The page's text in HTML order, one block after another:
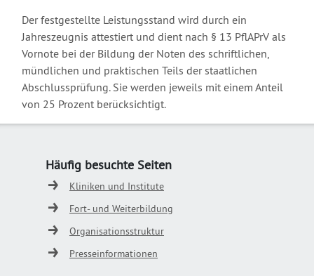
Der festgestellte Leistungsstand wird durch ein
Jahreszeugnis attestiert und dient nach § 13 PflAPrV als
Vornote bei der Bildung der Noten des schriftlichen,
mündlichen und praktischen Teils der staatlichen
Abschlussprüfung. Sie werden jeweils mit einem Anteil
von 25 Prozent berücksichtigt.
Häufig besuchte Seiten
Kliniken und Institute
Fort- und Weiterbildung
Organisationsstruktur
Presseinformationen